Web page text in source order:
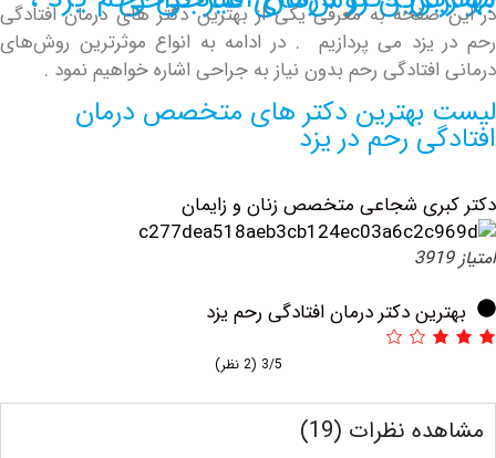
به معرفی یکی از بهترین دکتر های درمان افتادگی
می پردازیم . در ادامه به انواع موثرترین روش‌های
رحم بدون نیاز به جراحی اشاره خواهیم نمود .
دکتر های متخصص درمان
رحم در یزد
شجاعی متخصص زنان و زایمان
دکتر درمان افتادگی رحم یزد
نظرات (19)